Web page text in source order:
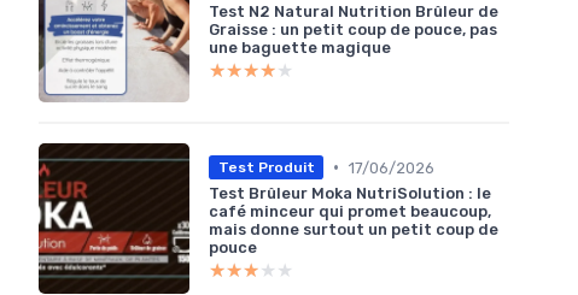
Test N2 Natural Nutrition Brûleur de
Graisse : un petit coup de pouce, pas
une baguette magique
★★★★★
★★★★★
Test Produit • 17/06/2026
Test Brûleur Moka NutriSolution : le
café minceur qui promet beaucoup,
mais donne surtout un petit coup de
pouce
★★★★★
★★★★★